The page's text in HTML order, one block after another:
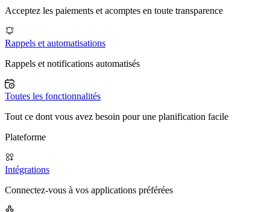
Acceptez les paiements et acomptes en toute transparence
Rappels et automatisations
Rappels et notifications automatisés
Toutes les fonctionnalités
Tout ce dont vous avez besoin pour une planification facile
Plateforme
Intégrations
Connectez-vous à vos applications préférées